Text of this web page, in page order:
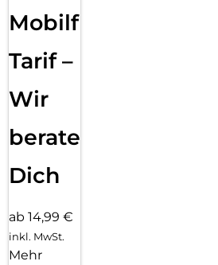
Mobilfunk
Tarif –
Wir
beraten
Dich
ab 14,99 €
inkl. MwSt.
Mehr